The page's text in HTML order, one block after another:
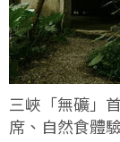
三峽「無礦」
席、自然食體